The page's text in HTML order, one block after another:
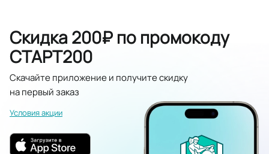
Скидка 200₽ по промокоду
СТАРТ200
Скачайте приложение и получите скидку
на первый заказ
Условия акции